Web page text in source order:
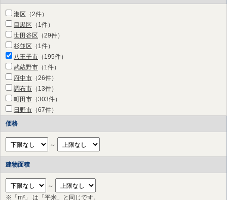
港区 （2件）
目黒区 （1件）
世田谷区 （29件）
杉並区 （1件）
八王子市 （195件）
武蔵野市 （1件）
府中市 （26件）
調布市 （13件）
町田市 （303件）
日野市 （67件）
狛江市
多摩市（29件）
稲城市
（31件）
横浜市 鶴見区
（8件）
横浜市 神奈川区
横浜市 西区（7件）
横浜市 中区
（6件）
横浜市 南区（2件）
価格
～
建物面積
～
※「m²」 は「平米」と同じです。